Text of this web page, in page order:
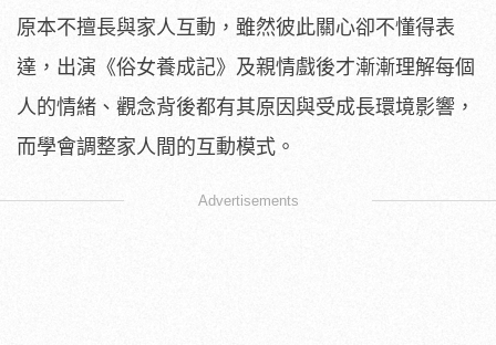
原本不擅長與家人互動，雖然彼此關心卻不懂得表
達，出演《俗女養成記》及親情戲後才漸漸理解每個
人的情緒、觀念背後都有其原因與受成長環境影響，
而學會調整家人間的互動模式。
Advertisements